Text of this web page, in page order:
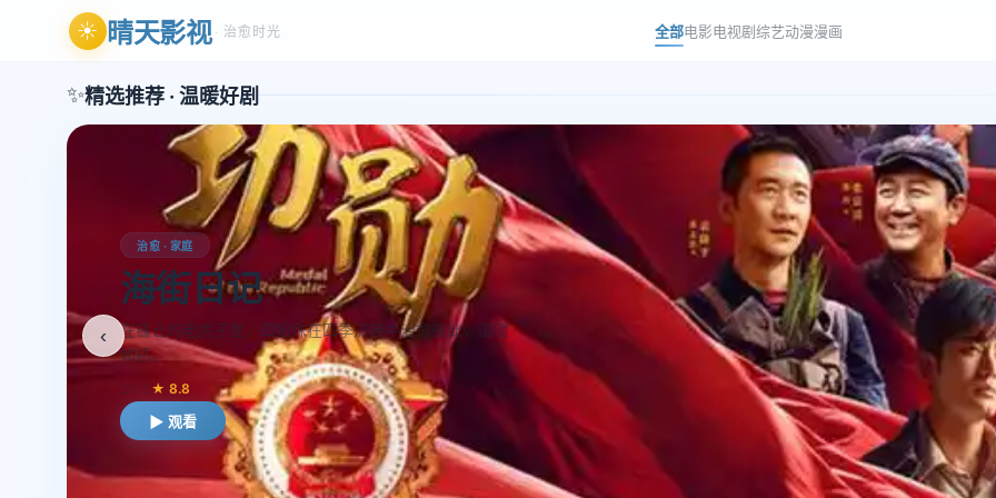
☀ 晴天影视 · 治愈时光 全部电影电视剧综艺动漫漫画
✨精选推荐 · 温暖好剧
治愈 · 家庭
海街日记
在镰仓的老房子里，四姐妹在四季流转中治愈彼此，温暖
如初。
2015★ 8.8
▶ 观看
‹